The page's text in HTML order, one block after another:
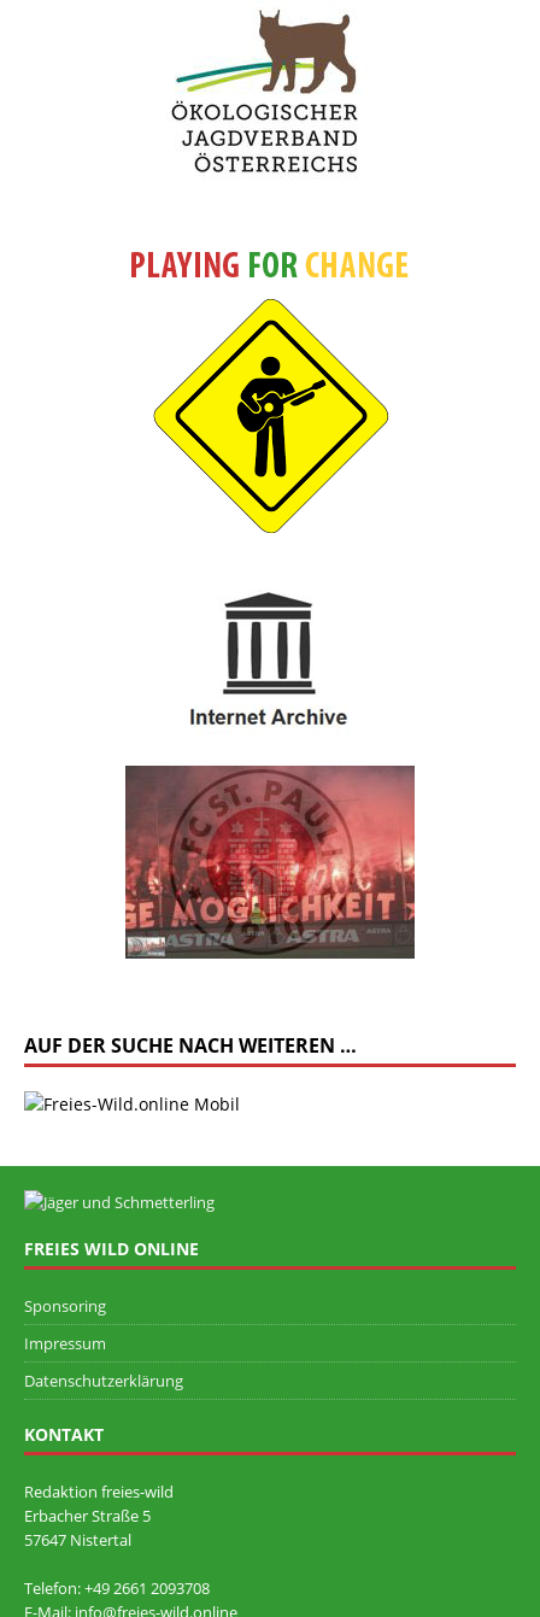
AUF DER SUCHE NACH WEITEREN …
FREIES WILD ONLINE
Sponsoring
Impressum
Datenschutzerklärung
KONTAKT
Redaktion freies-wild
Erbacher Straße 5
57647 Nistertal
Telefon: +49 ‭2661 2093708
E-Mail: info@freies-wild.online